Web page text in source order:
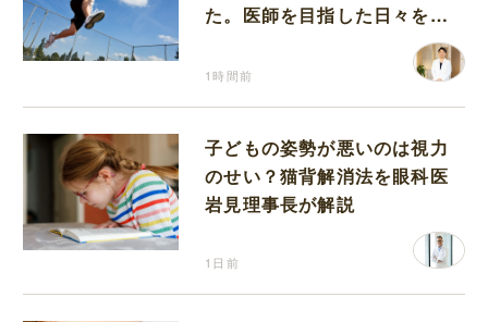
た。医師を目指した日々を振
1時間前
子どもの姿勢が悪いのは視力
のせい？猫背解消法を眼科医
岩見理事長が解説
1日前